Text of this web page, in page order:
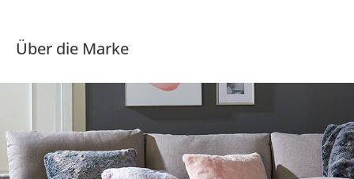
Über die Marke